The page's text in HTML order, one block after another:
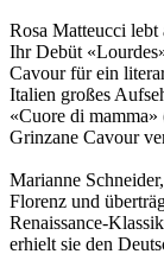
Rosa Matteucci
Ihr Debüt
Cavour für ein
Italien großes
«Cuore di
Grinzane Cavour
Marianne
Florenz und
Renaissance-
erhielt sie den